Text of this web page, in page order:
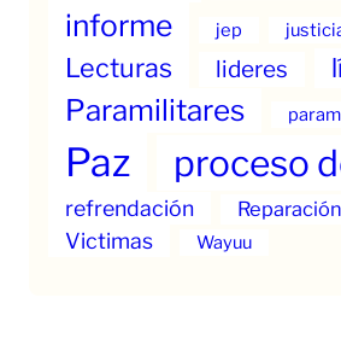
informe jep
Lecturas lideres
Paramilitares
Paz proceso
refrendación Reparación
Victimas
Wayuu